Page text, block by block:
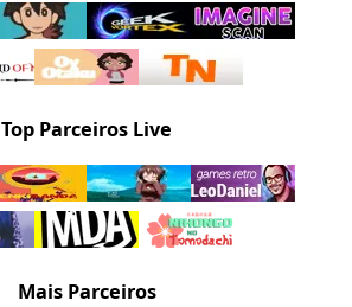
Top Parceiros Live
Mais Parceiros